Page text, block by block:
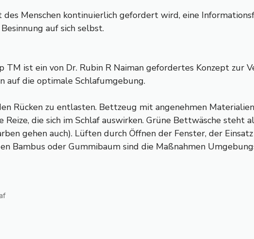
Menschen kontinuierlich gefordert wird, eine
auf sich selbst.
TM ist ein von Dr. Rubin R Naiman gefordertes Konzept zur
auf die optimale Schlafumgebung.
Rücken zu entlasten. Bettzeug mit angenehmen
die sich im Schlaf auswirken. Grüne Bettwäsche
gehen auch). Lüften durch Öffnen der Fenster, der
Bambus oder Gummibaum sind die Maßnahmen